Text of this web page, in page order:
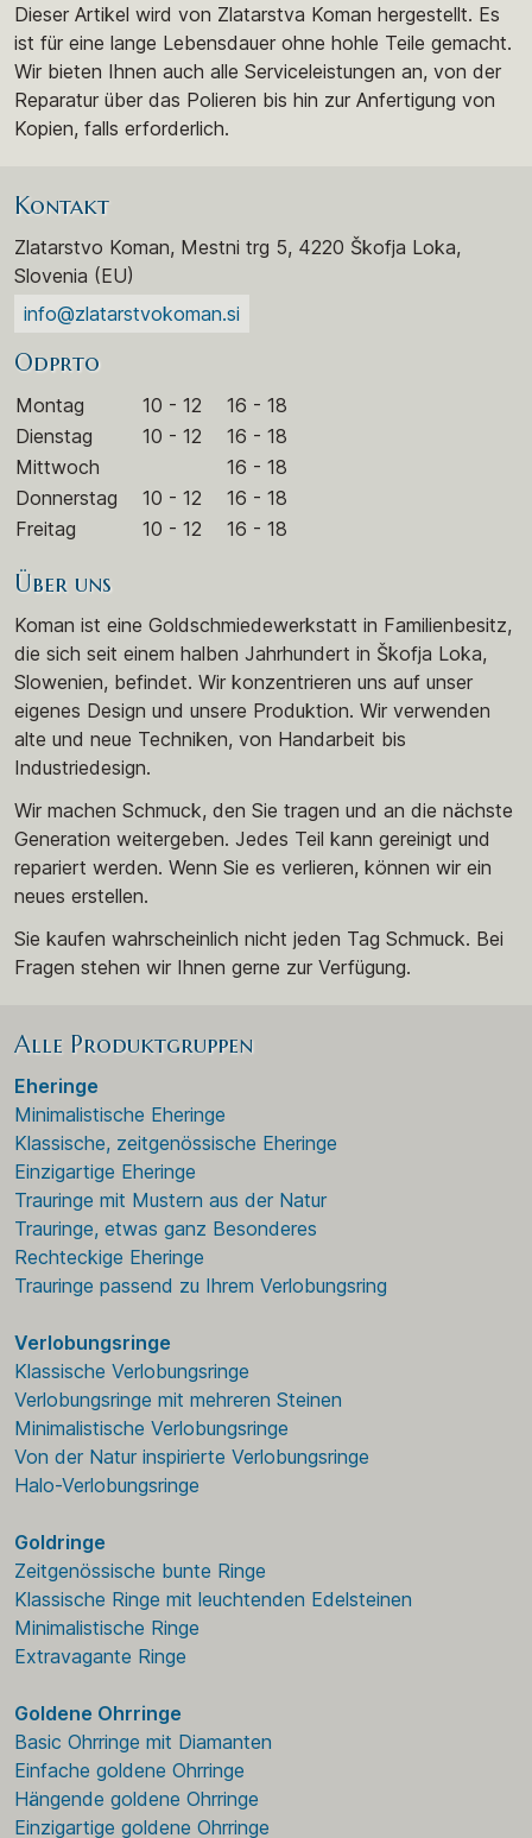
Dieser Artikel wird von Zlatarstva Koman hergestellt. Es
ist für eine lange Lebensdauer ohne hohle Teile gemacht.
Wir bieten Ihnen auch alle Serviceleistungen an, von der
Reparatur über das Polieren bis hin zur Anfertigung von
Kopien, falls erforderlich.
Kontakt
Zlatarstvo Koman, Mestni trg 5, 4220 Škofja Loka,
Slovenia (EU)
info@zlatarstvokoman.si
Odprto
Montag 10 - 12
16 - 18
Dienstag
10 - 12
16 - 18
Mittwoch
16 - 18
Donnerstag
10 - 12
16 - 18
Freitag
10 - 12 16 - 18
Über uns
Koman ist eine Goldschmiedewerkstatt in Familienbesitz,
die sich seit einem halben Jahrhundert in Škofja Loka,
Slowenien, befindet. Wir konzentrieren uns auf unser
eigenes Design und unsere Produktion. Wir verwenden
alte und neue Techniken, von Handarbeit bis
Industriedesign.
Wir machen Schmuck, den Sie tragen und an die nächste
Generation weitergeben. Jedes Teil kann gereinigt und
repariert werden. Wenn Sie es verlieren, können wir ein
neues erstellen.
Sie kaufen wahrscheinlich nicht jeden Tag Schmuck. Bei
Fragen stehen wir Ihnen gerne zur Verfügung.
Alle Produktgruppen
Eheringe
Minimalistische Eheringe
Klassische, zeitgenössische Eheringe
Einzigartige Eheringe
Trauringe mit Mustern aus der Natur
Trauringe, etwas ganz Besonderes
Rechteckige Eheringe
Trauringe passend zu Ihrem Verlobungsring
Verlobungsringe
Klassische Verlobungsringe
Verlobungsringe mit mehreren Steinen
Minimalistische Verlobungsringe
Von der Natur inspirierte Verlobungsringe
Halo-Verlobungsringe
Goldringe
Zeitgenössische bunte Ringe
Klassische Ringe mit leuchtenden Edelsteinen
Minimalistische Ringe
Extravagante Ringe
Goldene Ohrringe
Basic Ohrringe mit Diamanten
Einfache goldene Ohrringe
Hängende goldene Ohrringe
Einzigartige goldene Ohrringe